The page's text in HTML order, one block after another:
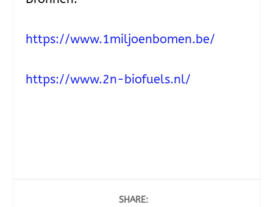
https://www.1miljoenbomen.be/
https://www.2n-biofuels.nl/
SHARE: